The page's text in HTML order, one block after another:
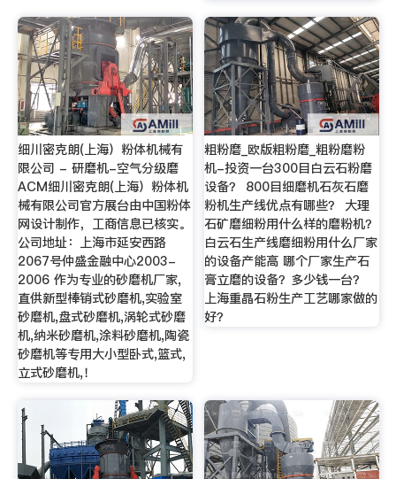
细川密克朗(上海）粉体机械有
限公司 - 研磨机-空气分级磨
ACM细川密克朗(上海）粉体机
械有限公司官方展台由中国粉体
网设计制作，工商信息已核实。
公司地址：上海市延安西路
2067号仲盛金融中心2003-
2006 作为专业的砂磨机厂家,
直供新型棒销式砂磨机,实验室
砂磨机,盘式砂磨机,涡轮式砂磨
机,纳米砂磨机,涂料砂磨机,陶瓷
砂磨机等专用大小型卧式,篮式,
立式砂磨机,！
粗粉磨_欧版粗粉磨_粗粉磨粉
机-投资一台300目白云石粉磨
设备？ 800目细磨机石灰石磨
粉机生产线优点有哪些？ 大理
石矿磨细粉用什么样的磨粉机？
白云石生产线磨细粉用什么厂家
的设备产能高 哪个厂家生产石
膏立磨的设备？多少钱一台？
上海重晶石粉生产工艺哪家做的
好？